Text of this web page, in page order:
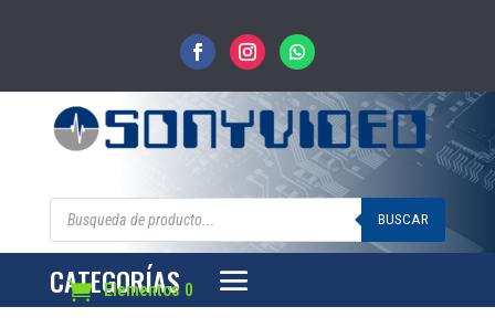
Búsqueda
BUSCAR
Elementos 0
CATEGORÍAS